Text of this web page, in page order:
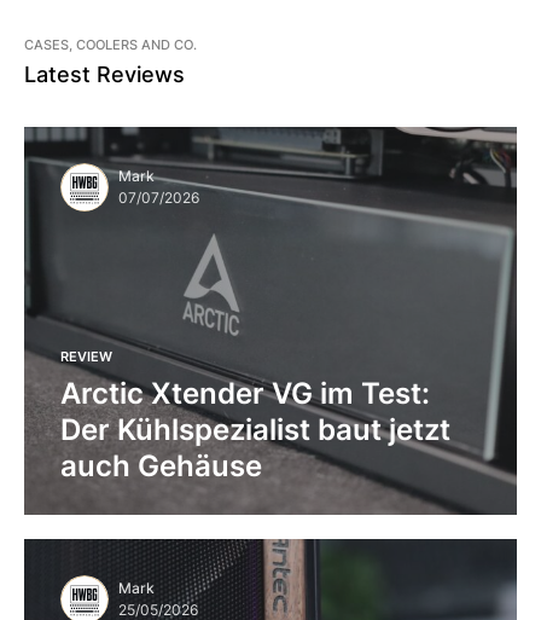
CASES, COOLERS AND CO.
Latest Reviews
Mark
07/07/2026
REVIEW
Arctic Xtender VG im Test:
Der Kühlspezialist baut jetzt
auch Gehäuse
Mark
25/05/2026